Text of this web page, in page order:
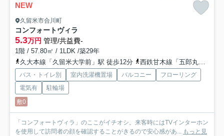
NEW
久留米市合川町
コンフォートヴィラ
5.3万円 管理/共益費-
1階 / 57.80㎡ / 1LDK /築29年
久大本線「久留米大学前」駅 徒歩12分
西鉄甘木線「五郎丸」駅 徒歩44分
バス・トイレ別 室内洗濯機置場 バルコニー
フローリング
電気有
駐輪場
敷0
「コンフォートヴィラ」のここがイチオシ。来客時にはTVインターホン
を使用して訪問者の顔を確認することがきるので安心感があ... もっと見